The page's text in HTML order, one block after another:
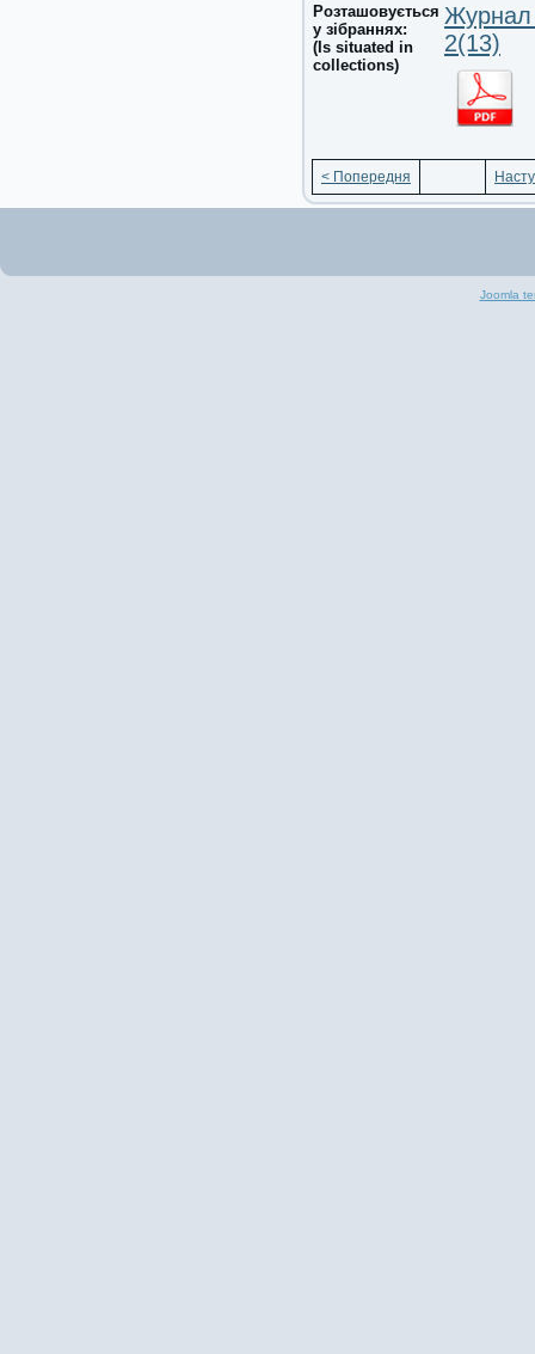
Розташовується
у зібраннях:
(Is situated in
collections)
Журнал
2(13)
< Попередня
Joomla